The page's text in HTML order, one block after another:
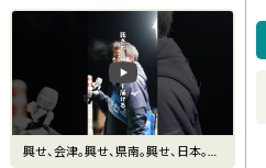
興せ、会津。興せ、県南。興せ、日本。高